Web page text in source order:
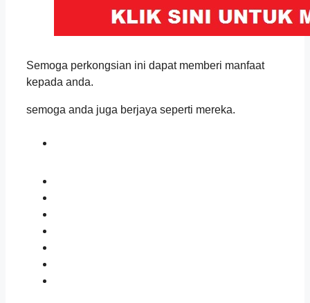
Semoga perkongsian ini dapat memberi manfaat
kepada anda.
semoga anda juga berjaya seperti mereka.